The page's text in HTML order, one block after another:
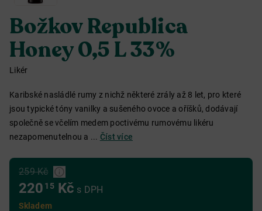
Božkov Republica
Honey 0,5 L 33%
Likér
Karibské nasládlé rumy z nichž některé zrály až 8 let, pro které
jsou typické tóny vanilky a sušeného ovoce a oříšků, dodávají
společně se včelím medem poctivému rumovému likéru
nezapomenutelnou a ... Číst více
259 Kč
220 15Kč s DPH
Skladem